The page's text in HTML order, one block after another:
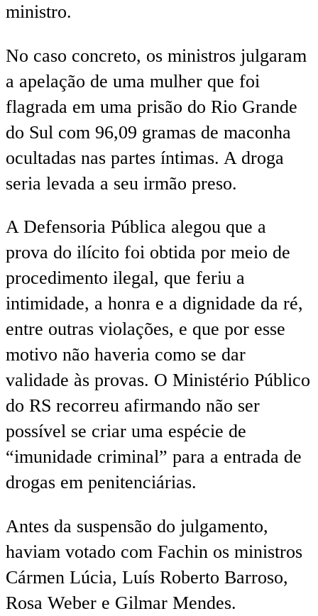
ministro.
No caso concreto, os ministros julgaram
a apelação de uma mulher que foi
flagrada em uma prisão do Rio Grande
do Sul com 96,09 gramas de maconha
ocultadas nas partes íntimas. A droga
seria levada a seu irmão preso.
A Defensoria Pública alegou que a
prova do ilícito foi obtida por meio de
procedimento ilegal, que feriu a
intimidade, a honra e a dignidade da ré,
entre outras violações, e que por esse
motivo não haveria como se dar
validade às provas. O Ministério Público
do RS recorreu afirmando não ser
possível se criar uma espécie de
“imunidade criminal” para a entrada de
drogas em penitenciárias.
Antes da suspensão do julgamento,
haviam votado com Fachin os ministros
Cármen Lúcia, Luís Roberto Barroso,
Rosa Weber e Gilmar Mendes.